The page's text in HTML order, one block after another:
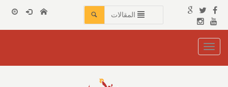
المقالات
Toggle
navigation